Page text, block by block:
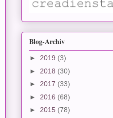
Blog-Archiv
► 2019 (3)
► 2018 (30)
► 2017 (33)
► 2016 (68)
► 2015 (78)